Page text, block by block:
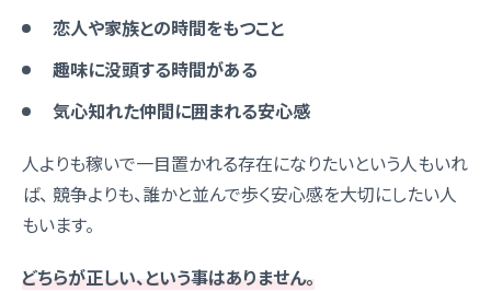
恋人や家族との時間をもつこと
趣味に没頭する時間がある
気心知れた仲間に囲まれる安心感
人よりも稼いで一目置かれる存在になりたいという人もいれ
ば、 競争よりも、誰かと並んで歩く安心感を大切にしたい人
もいます。
どちらが正しい、という事はありません。